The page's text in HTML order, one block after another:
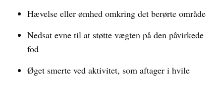
Hævelse eller ømhed omkring det berørte område
Nedsat evne til at støtte vægten på den påvirkede
fod
Øget smerte ved aktivitet, som aftager i hvile